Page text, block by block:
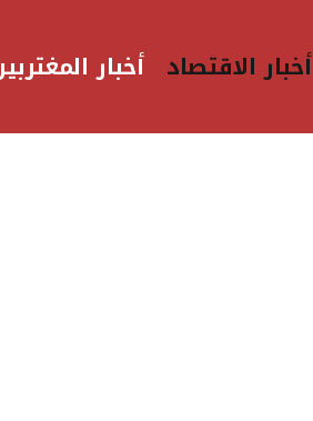
أخبار الاقتصاد أخبار